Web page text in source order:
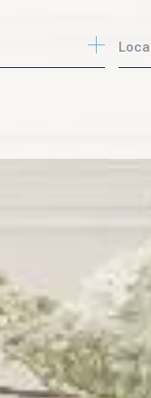
acheter
de l'immo